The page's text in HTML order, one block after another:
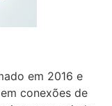
em 2016 e
conexões de